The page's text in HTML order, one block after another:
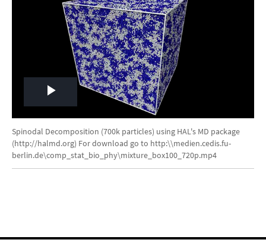
Play
Video
Spinodal Decomposition (700k particles) using HAL's MD package
(http://halmd.org) For download go to http:\\medien.cedis.fu-
berlin.de\comp_stat_bio_phy\mixture_box100_720p.mp4